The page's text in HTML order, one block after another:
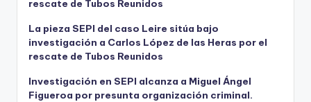
rescate de Tubos Reunidos
La pieza SEPI del caso Leire sitúa bajo
investigación a Carlos López de las Heras por el
rescate de Tubos Reunidos
Investigación en SEPI alcanza a Miguel Ángel
Figueroa por presunta organización criminal.